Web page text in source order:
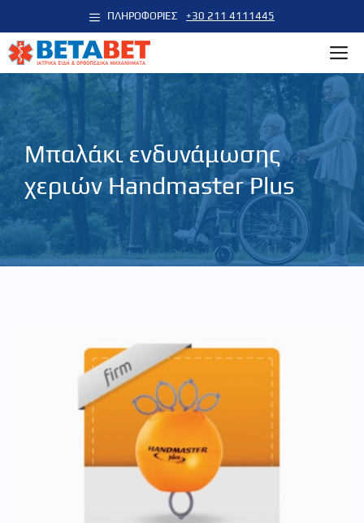
σε
περιεχόμενο
+30 211 4111445
ΠΛΗΡΟΦΟΡΙΕΣ
Μπαλάκι ενδυνάμωσης
χεριών Handmaster Plus